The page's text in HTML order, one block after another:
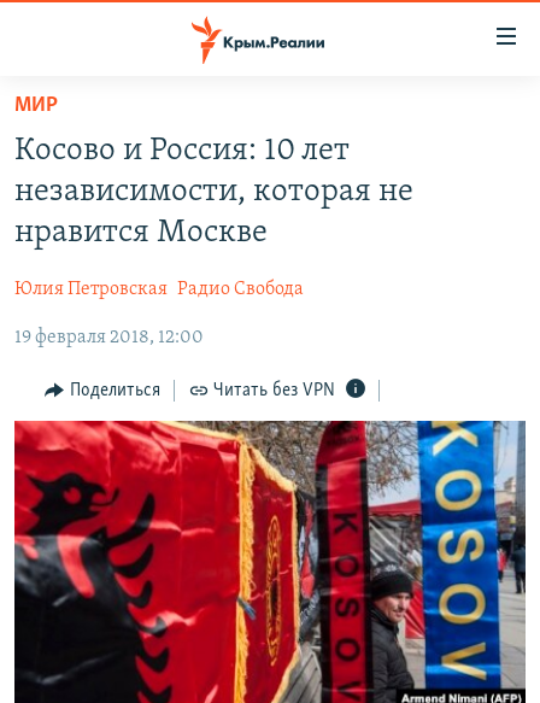
Вернуться
основному
содержанию
главной
навигации
Вернутся
поиску
11 ЛЕТ ОККУПАЦИИ КРЫМА. 11 ИСТОРИЙ СОПРОТИВЛЕНИЯ
ЕЩЕ
ИНТЕРАКТИВ
ИНФОГРАФИКА
ТЕЛЕПРОЕКТ КРЫМ.РЕАЛИИ
СОВЕТЫ ПРАВОЗАЩИТНИКОВ
ПРОПАВШИЕ БЕЗ ВЕСТИ
ПОБЕДИТЕЛЕЙ НЕ СУДЯТ?
КРЫМ.НЕПОКОРЕННЫЙ
УКРАИНСКАЯ ПРОБЛЕМА КРЫМА
РАДІО СВОБОДА
КАК ОБОЙТИ БЛОКИРОВКУ
Українською
Qırımtatar
ПРИСОЕДИНЯЙТЕСЬ!
МИР
Косово и Россия: 10 лет
независимости, которая не
нравится Москве
Юлия Петровская Радио Свобода
19 февраля 2018, 12:00
Поделиться Читать без VPN